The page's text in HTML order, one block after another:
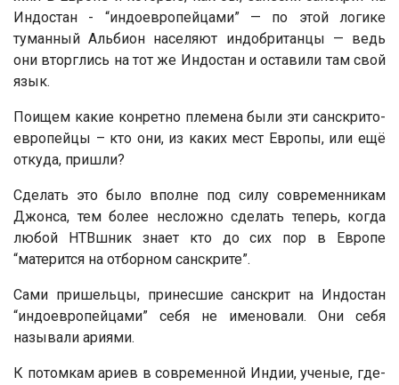
Индостан - “индоевропейцами” — по этой логике
туманный Альбион населяют индобританцы — ведь
они вторглись на тот же Индостан и оставили там свой
язык.
Поищем какие конретно племена были эти санскрито-
европейцы – кто они, из каких мест Европы, или ещё
откуда, пришли?
Сделать это было вполне под силу современникам
Джонса, тем более несложно сделать теперь, когда
любой НТВшник знает кто до сих пор в Европе
“матерится на отборном санскрите”.
Сами пришельцы, принесшие санскрит на Индостан
“индоевропейцами” себя не именовали. Они себя
называли ариями.
К потомкам ариев в современной Индии, ученые, где-